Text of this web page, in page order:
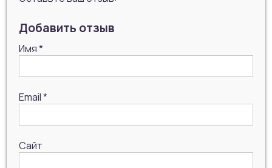
Добавить отзыв
Имя*
Email*
Сайт